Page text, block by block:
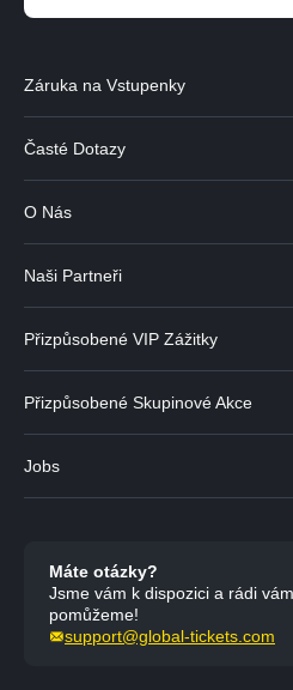
Záruka na Vstupenky
Časté Dotazy
O Nás
Naši Partneři
Přizpůsobené VIP Zážitky
Přizpůsobené Skupinové Akce
Jobs
Máte otázky?
Jsme vám k dispozici a rádi
pomůžeme!
support@global-tickets.com